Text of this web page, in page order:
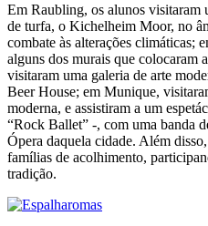
Em Raubling, os alunos visitaram
de turfa, o Kichelheim Moor, no
combate às alterações climáticas;
alguns dos murais que colocaram
visitaram uma galeria de arte
Beer House; em Munique,
moderna, e assistiram a um
“Rock Ballet” -, com uma banda
Ópera daquela cidade. Além
famílias de acolhimento,
tradição.